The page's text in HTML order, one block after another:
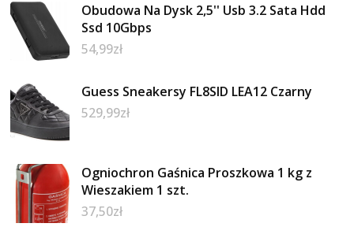
Obudowa Na Dysk 2,5'' Usb 3.2 Sata Hdd
Ssd 10Gbps
54,99zł
Guess Sneakersy FL8SID LEA12 Czarny
529,99zł
Ogniochron Gaśnica Proszkowa 1 kg z
Wieszakiem 1 szt.
37,50zł